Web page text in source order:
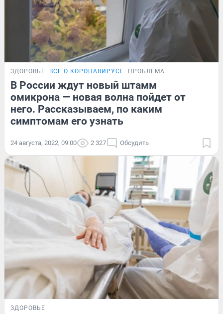
ЗДОРОВЬЕ ВСЁ О КОРОНАВИРУСЕ ПРОБЛЕМА
В России ждут новый штамм
омикрона — новая волна пойдет от
него. Рассказываем, по каким
симптомам его узнать
24 августа, 2022, 09:00 2 327 Обсудить
ЗДОРОВЬЕ